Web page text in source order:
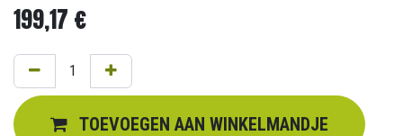
199,17 €
TOEVOEGEN AAN WINKELMANDJE